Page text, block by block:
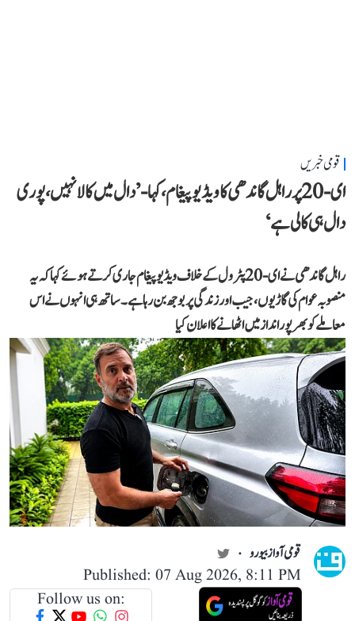
قومی خبریں
ای-20 پر راہل گاندھی کا ویڈیو پیغام، کہا- ’دال میں کالا نہیں، پوری
دال ہی کالی ہے‘
راہل گاندھی نے ای-20 پٹرول کے خلاف ویڈیو پیغام جاری کرتے ہوئے کہا کہ یہ
منصوبہ عوام کی گاڑیوں، جیب اور زندگی پر بوجھ بن رہا ہے۔ ساتھ ہی انہوں نے اس
معاملے کو بھرپور انداز میں اٹھانے کا اعلان کیا
قومی آواز بیورو
Published: 07 Aug 2026, 8:11 PM
Follow us on: